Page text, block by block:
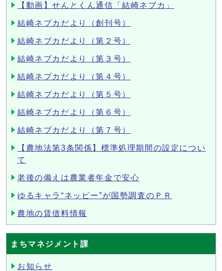
【動画】せんとくん通信「結崎ネブカ」
結崎ネブカだより（創刊号）
結崎ネブカだより（第２号）
結崎ネブカだより（第３号）
結崎ネブカだより（第４号）
結崎ネブカだより（第５号）
結崎ネブカだより（第６号）
結崎ネブカだより（第７号）
【農地法第3条関係】標準処理期間の設定につい
て
老後の備えは農業者年金で安心
ゆるキャラ“ネッピー”が国勢調査のＰＲ
農地の賃借料情報
まちマネジメント課
お知らせ